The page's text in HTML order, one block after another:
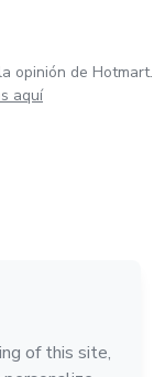
opinión de Hotmart.
aquí